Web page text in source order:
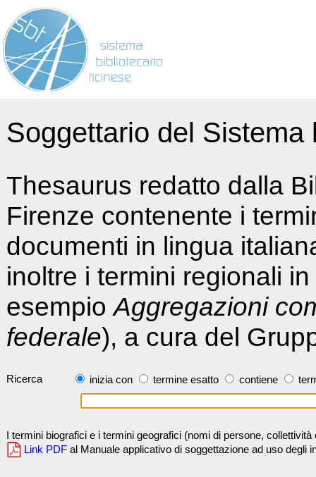
Soggettario del
Thesaurus redatto dalla
Firenze contenente i
documenti in lingua
inoltre i termini regionali
esempioAggregazioni
federale), a cura del
Ricerca inizia con termine esatto contiene
I termini biografici e i termini geografici (nomi di persone,
Link PDF al Manuale applicativo di soggettazione ad uso degli